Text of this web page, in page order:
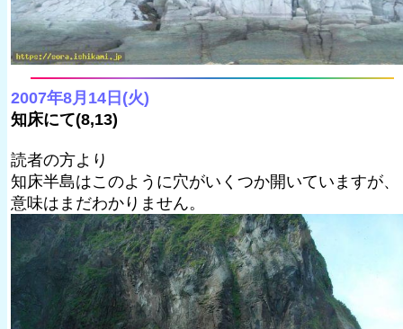
2007年8月14日(火)
知床にて(8,13)
読者の方より
知床半島はこのように穴がいくつか開いていますが、
意味はまだわかりません。